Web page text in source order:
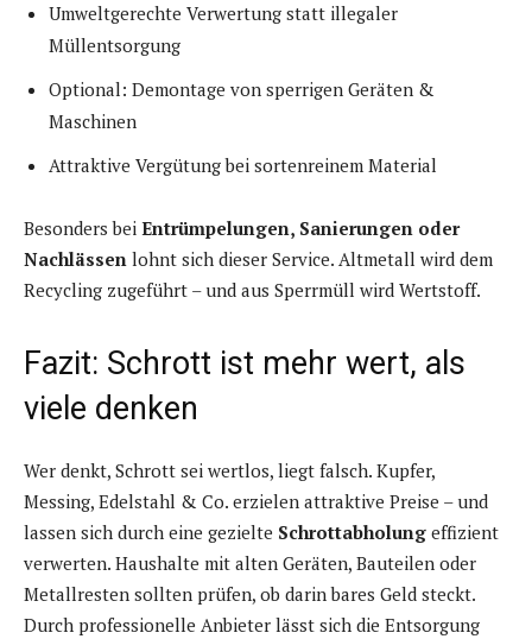
Umweltgerechte Verwertung statt illegaler
Müllentsorgung
Optional: Demontage von sperrigen Geräten &
Maschinen
Attraktive Vergütung bei sortenreinem Material
Besonders bei Entrümpelungen, Sanierungen oder
Nachlässen lohnt sich dieser Service. Altmetall wird dem
Recycling zugeführt – und aus Sperrmüll wird Wertstoff.
Fazit: Schrott ist mehr wert, als
viele denken
Wer denkt, Schrott sei wertlos, liegt falsch. Kupfer,
Messing, Edelstahl & Co. erzielen attraktive Preise – und
lassen sich durch eine gezielte Schrottabholung effizient
verwerten. Haushalte mit alten Geräten, Bauteilen oder
Metallresten sollten prüfen, ob darin bares Geld steckt.
Durch professionelle Anbieter lässt sich die Entsorgung